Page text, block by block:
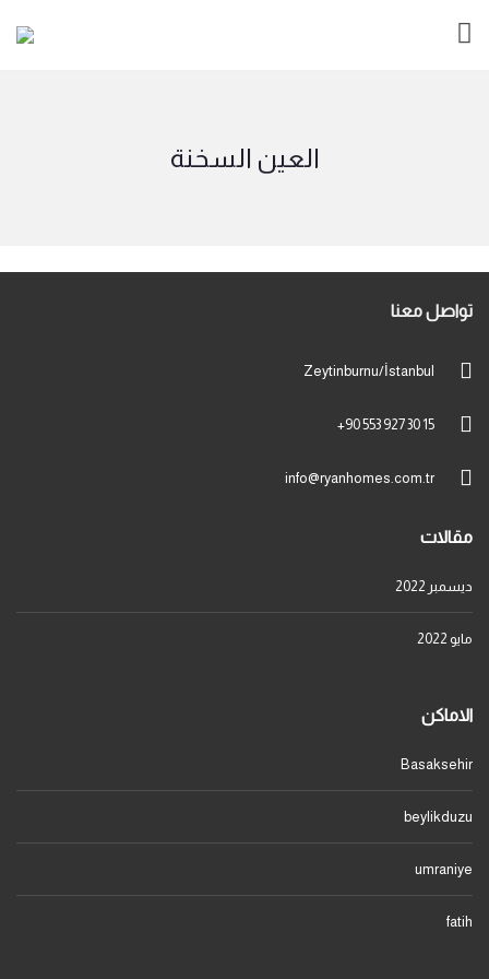
العين السخنة
تواصل معنا
Zeytinburnu/İstanbul
+90 553 927 30 15
info@ryanhomes.com.tr
مقالات
ديسمبر 2022
مايو 2022
الاماكن
Basaksehir
beylikduzu
umraniye
fatih